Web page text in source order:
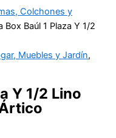
Colchones y
Box Baúl 1 Plaza Y 1/2
Muebles y Jardín,
Y 1/2 Lino